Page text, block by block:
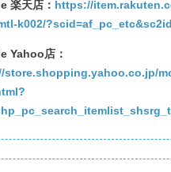
楽天店： https://
k002/
Yahoo店：
store.shopping.yahoo.co.jp/